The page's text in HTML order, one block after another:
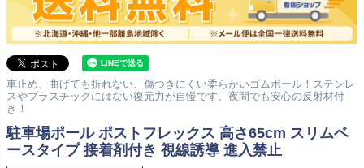
車止め、曲げても折れない、傷つきにくい柔らかいゴムポール！ステンレ
スやプラスチックにはない復元力が自慢です。夜間でも安心の反射材付
き！
駐車場ポール ポストフレックス 高さ65cm スリムベ
ースタイプ 接着剤付き 視線誘導 進入禁止